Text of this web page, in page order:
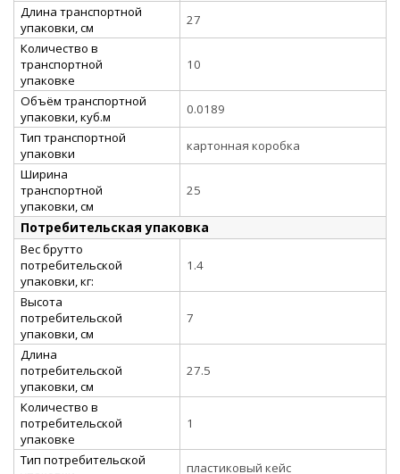
Длина транспортной
упаковки, см
27
Количество в
транспортной
упаковке
10
Объём транспортной
упаковки, куб.м
0.0189
Тип транспортной
упаковки
картонная коробка
Ширина
транспортной
упаковки, см
25
Потребительская упаковка
Вес брутто
потребительской
упаковки, кг:
1.4
Высота
потребительской
упаковки, см
7
Длина
потребительской
упаковки, см
27.5
Количество в
потребительской
упаковке
1
Тип потребительской
пластиковый кейс